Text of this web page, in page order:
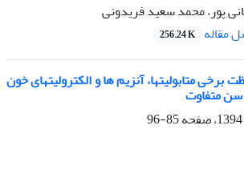
پور، محمد سعید فریدونی
مقاله 256.24 K
برخی متابولیتها، آنزیم ها و الکترولیتهای خون
متفاوت
85-96